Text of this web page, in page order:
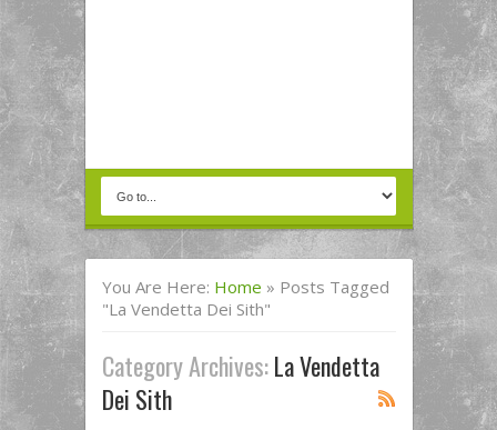
You Are Here: Home » Posts Tagged
"la Vendetta Dei Sith"
Category Archives:La Vendetta
Dei Sith